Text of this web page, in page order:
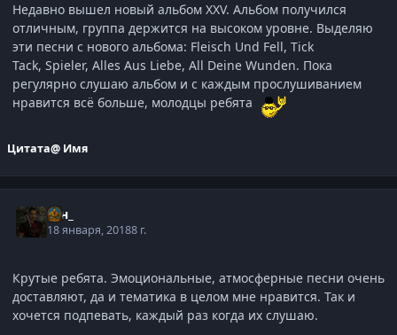
Недавно вышел новый альбом XXV. Альбом получился
отличным, группа держится на высоком уровне. Выделяю
эти песни с нового альбома: Fleisch Und Fell, Tick
Tack, Spieler, Alles Aus Liebe, All Deine Wunden. Пока
регулярно слушаю альбом и с каждым прослушиванием
нравится всё больше, молодцы ребята
Цитата@ Имя
_Ян_
18 января, 20188 г.
Крутые ребята. Эмоциональные, атмосферные песни очень
доставляют, да и тематика в целом мне нравится. Так и
хочется подпевать, каждый раз когда их слушаю.